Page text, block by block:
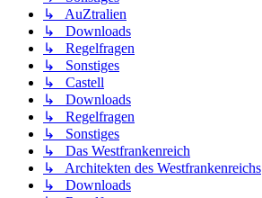
↳ AuZtralien
↳ Downloads
↳ Regelfragen
↳ Sonstiges
↳ Castell
↳ Downloads
↳ Regelfragen
↳ Sonstiges
↳ Das Westfrankenreich
↳ Architekten des Westfrankenreichs
↳ Downloads